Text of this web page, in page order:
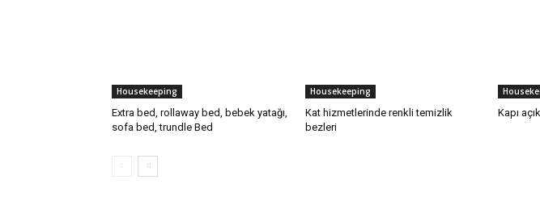
Housekeeping
Extra bed, rollaway bed, bebek yatağı,
sofa bed, trundle Bed
Housekeeping
Kat hizmetlerinde renkli temizlik
bezleri
Kapı